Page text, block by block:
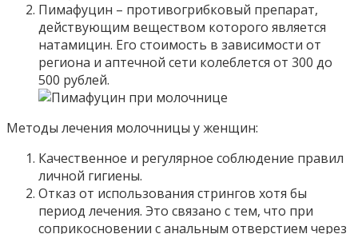
Пимафуцин – противогрибковый препарат,
действующим веществом которого является
натамицин. Его стоимость в зависимости от
региона и аптечной сети колеблется от 300 до
500 рублей.
Методы лечения молочницы у женщин:
Качественное и регулярное соблюдение правил
личной гигиены.
Отказ от использования стрингов хотя бы
период лечения. Это связано с тем, что при
соприкосновении с анальным отверстием через